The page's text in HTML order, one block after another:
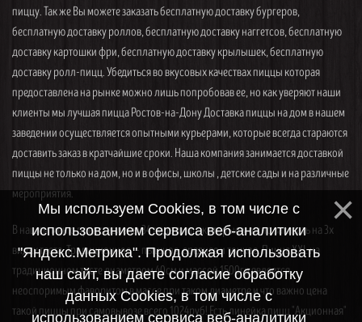
пиццу. Так же Вы можете заказать бесплатную доставку бургеров,
бесплатную доставку роллов, бесплатную доставку наггетсов, бесплатную
доставку картошки фри, бесплатную доставку крылышек, бесплатную
доставку ролл-пицц. Убедиться во вкусовых качествах пиццы которая
предоставлена на рынке можно лишь попробовав ее, но как уверяют наши
клиенты мы лучшая пицца Ростов-на-Дону Доставка пиццы на дом в нашем
заведении осуществляется опытными курьерами, которые всегда стараются
доставить заказ в кратчайшие сроки. Наша компания занимается доставкой
пиццы не только на дом, но и в офисы, школы , детские сады и на различные
мероприятия.
В нашем меню представлены 34 вида пицц, которые можно заказать на 3х
видах теста. Традиционное — пышное, среднее и тонкое. Пицца XXL на
традиционном тесте диаметром 40см и массой 1500гр является
неоспоримым фаворитом в массе при таком диаметре и что важно цена
такой пиццы при самовывозе всего 1024руб! Есть линейка пицц "Акционная"
Мы используем Cookies, в том числе с
использованием сервиса веб-аналитики
"Яндекс.Метрика". Продолжая использовать
наш сайт, вы даете согласие обработку
данных Cookies, в том числе с
использованием сервиса веб-аналитики